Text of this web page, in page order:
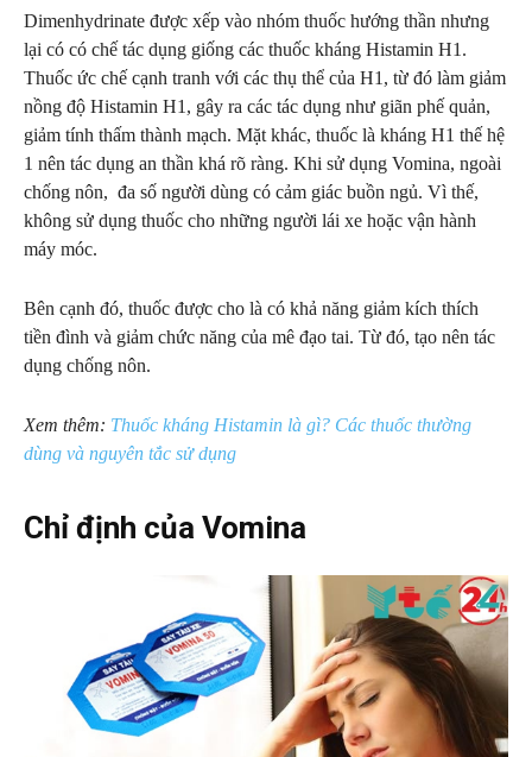
Dimenhydrinate được xếp vào nhóm thuốc hướng thần nhưng
lại có có chế tác dụng giống các thuốc kháng Histamin H1.
Thuốc ức chế cạnh tranh với các thụ thể của H1, từ đó làm giảm
nồng độ Histamin H1, gây ra các tác dụng như giãn phế quản,
giảm tính thấm thành mạch. Mặt khác, thuốc là kháng H1 thế hệ
1 nên tác dụng an thần khá rõ ràng. Khi sử dụng Vomina, ngoài
chống nôn, đa số người dùng có cảm giác buồn ngủ. Vì thế,
không sử dụng thuốc cho những người lái xe hoặc vận hành
máy móc.
Bên cạnh đó, thuốc được cho là có khả năng giảm kích thích
tiền đình và giảm chức năng của mê đạo tai. Từ đó, tạo nên tác
dụng chống nôn.
Xem thêm: Thuốc kháng Histamin là gì? Các thuốc thường
dùng và nguyên tắc sử dụng
Chỉ định của Vomina